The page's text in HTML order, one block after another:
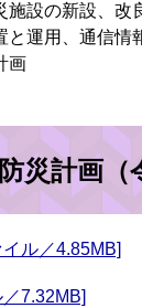
施設の新設、改
と運用、通信
画
災計画
ル／4.85MB]
7.32MB]